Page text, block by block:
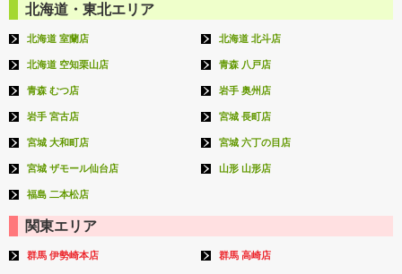
北海道・東北エリア
北海道 室蘭店 北海道 北斗店
北海道 空知栗山店 青森 八戸店
青森 むつ店 岩手 奥州店
岩手 宮古店 宮城 長町店
宮城 大和町店 宮城 六丁の目店
宮城 ザモール仙台店 山形 山形店
福島 二本松店
関東エリア
群馬 伊勢崎本店 群馬 高崎店